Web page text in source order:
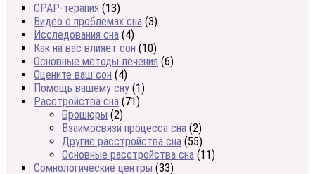
CPAP-терапия (13)
Видео о проблемах сна (3)
Исследования сна (4)
Как на вас влияет сон (10)
Основные методы лечения (6)
Оцените ваш сон (4)
Помощь вашему сну (1)
Расстройства сна (71)
Брошюры (2)
Взаимосвязи процесса сна (2)
Другие расстройства сна (55)
Основные расстройства сна (11)
Сомнологические центры (33)